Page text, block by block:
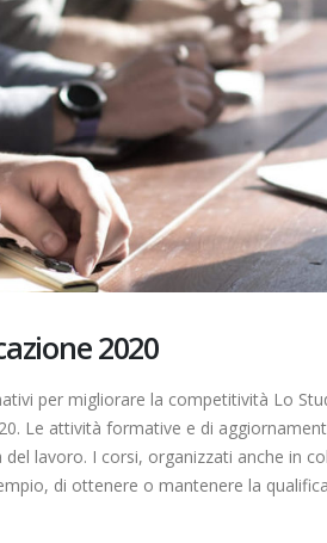
2020
per migliorare la competitività Lo
Le attività formative e di
lavoro. I corsi, organizzati anche in
di ottenere o mantenere la